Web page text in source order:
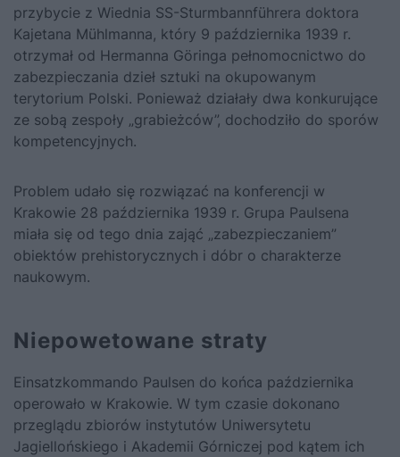
przybycie z Wiednia SS-Sturmbannführera doktora
Kajetana Mühlmanna, który 9 października 1939 r.
otrzymał od Hermanna Göringa pełnomocnictwo do
zabezpieczania dzieł sztuki na okupowanym
terytorium Polski. Ponieważ działały dwa konkurujące
ze sobą zespoły „grabieżców”, dochodziło do sporów
kompetencyjnych.
Problem udało się rozwiązać na konferencji w
Krakowie 28 października 1939 r. Grupa Paulsena
miała się od tego dnia zająć „zabezpieczaniem”
obiektów prehistorycznych i dóbr o charakterze
naukowym.
Niepowetowane straty
Einsatzkommando Paulsen do końca października
operowało w Krakowie. W tym czasie dokonano
przeglądu zbiorów instytutów Uniwersytetu
Jagiellońskiego i Akademii Górniczej pod kątem ich